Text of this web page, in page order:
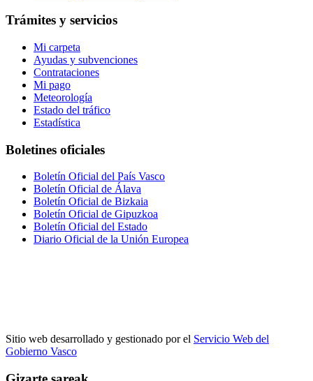
Trámites y servicios
Mi carpeta
Ayudas y subvenciones
Contrataciones
Mi pago
Meteorología
Estado del tráfico
Estadística
Boletines oficiales
Boletín Oficial del País Vasco
Boletín Oficial de Álava
Boletín Oficial de Bizkaia
Boletín Oficial de Gipuzkoa
Boletín Oficial del Estado
Diario Oficial de la Unión Europea
Sitio web desarrollado y gestionado por el Servicio Web del
Gobierno Vasco